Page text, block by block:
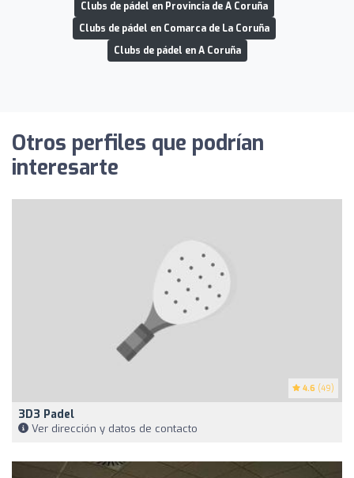
Clubs de pádel en Provincia de A Coruña
Clubs de pádel en Comarca de La Coruña
Clubs de pádel en A Coruña
Otros perfiles que podrían
interesarte
4.6 (49)
3D3 Padel
Ver dirección y datos de contacto